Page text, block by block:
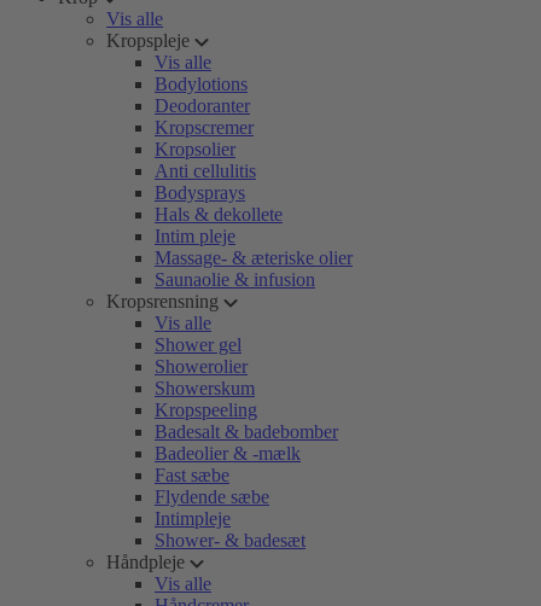
Vis alle
Kropspleje
Vis alle
Bodylotions
Deodoranter
Kropscremer
Kropsolier
Anti cellulitis
Bodysprays
Hals & dekollete
Intim pleje
Massage- & æteriske olier
Saunaolie & infusion
Kropsrensning
Vis alle
Shower gel
Showerolier
Showerskum
Kropspeeling
Badesalt & badebomber
Badeolier & -mælk
Fast sæbe
Flydende sæbe
Intimpleje
Shower- & badesæt
Håndpleje
Vis alle